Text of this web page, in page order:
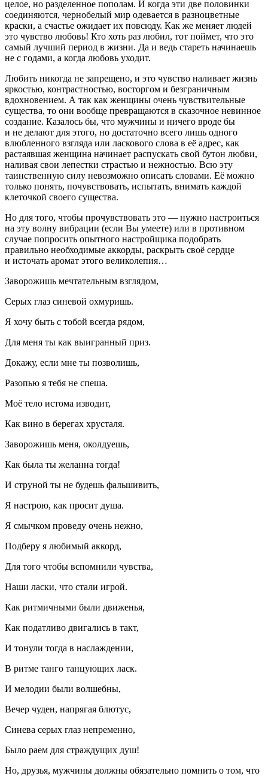
целое, но разделенное пополам. И когда эти две половинки
соединяются, черно­белый мир одевается в разноцветные
краски, а счастье ожидает их повсюду. Как же меняет людей
это чувство любовь! Кто хоть раз любил, тот поймет, что это
самый лучший период в жизни. Да и ведь стареть начинаешь
не с годами, а когда любовь уходит.
Любить никогда не запрещено, и это чувство наливает жизнь
яркостью, контрастностью, восторгом и безгра­ничным
вдохновением. А так как женщины очень чувстви­тельные
существа, то они вообще превращаются в сказочное невинное
создание. Казалось бы, что мужчины и ничего вроде бы
и не делают для этого, но достаточно всего лишь одного
влюбленного взгляда или ласкового слова в её адрес, как
растаявшая женщина начинает распускать свой бутон любви,
наливая свои лепестки страстью и нежностью. Всю эту
таинственную силу невозможно описать словами. Её можно
только понять, почувствовать, испытать, внимать каждой
клеточкой своего существа.
Но для того, чтобы прочувствовать это — нужно настроиться
на эту волну вибрации (если Вы умеете) или в противном
случае попросить опытного настройщика подо­брать
правильно необходимые аккорды, раскрыть своё сердце
и источать аромат этого великолепия…
Заворожишь мечтательным взглядом,
Серых глаз синевой охмуришь.
Я хочу быть с тобой всегда рядом,
Для меня ты как выигранный приз.
Докажу, если мне ты позволишь,
Разопью я тебя не спеша.
Моё тело истома изводит,
Как вино в берегах хрусталя.
Заворожишь меня, околдуешь,
Как была ты желанна тогда!
И струной ты не будешь фальшивить,
Я настрою, как просит душа.
Я смычком проведу очень нежно,
Подберу я любимый аккорд,
Для того чтобы вспомнили чувства,
Наши ласки, что стали игрой.
Как ритмичными были движенья,
Как податливо двигались в такт,
И тонули тогда в наслаждении,
В ритме танго танцующих ласк.
И мелодии были волшебны,
Вечер чуден, напрягая блютус,
Синева серых глаз непременно,
Было раем для страждущих душ!
Но, друзья, мужчины должны обязательно помнить о том, что